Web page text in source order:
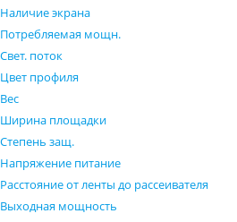
Наличие экрана
Потребляемая мощн.
Свет. поток
Цвет профиля
Вес
Ширина площадки
Степень защ.
Напряжение питание
Расстояние от ленты до рассеивателя
Выходная мощность